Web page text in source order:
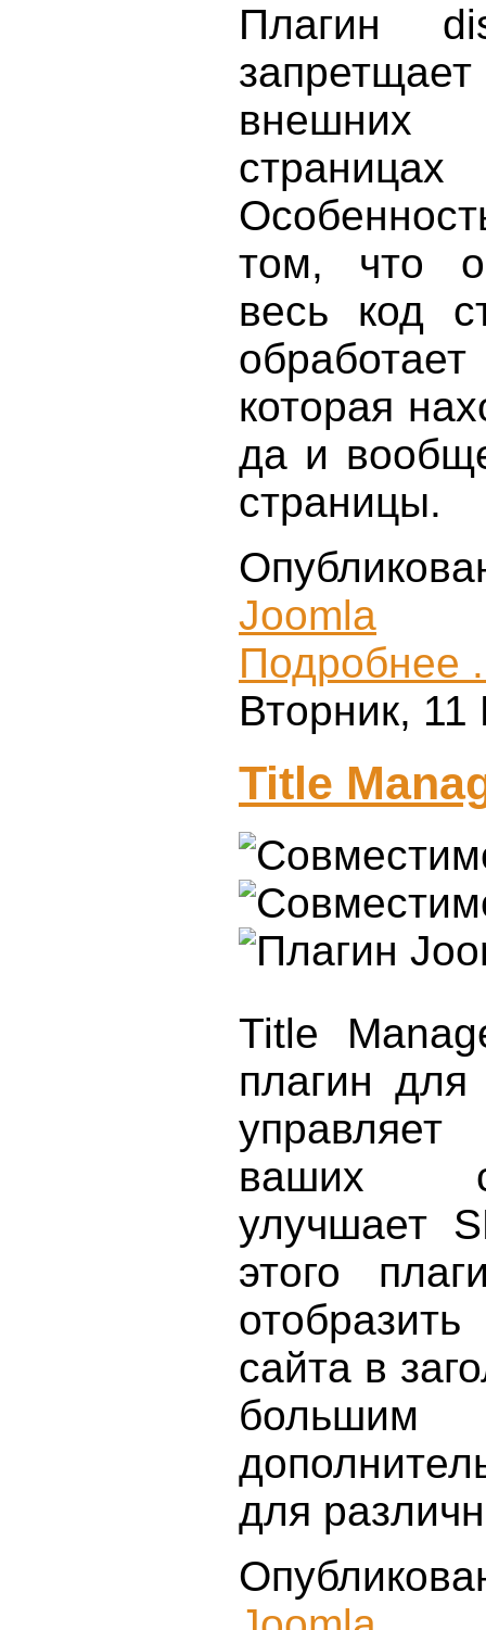
Плагин
том, что
весь код
которая
да и
страницы.
Joomla
Подробнее
Вторник,
Title
Title
плагин
ваших
улучшает
этого
сайта в
большим
для